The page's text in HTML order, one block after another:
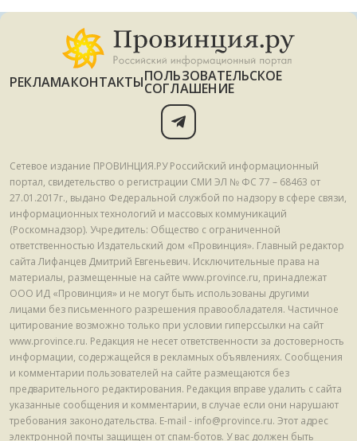
РЕКЛАМАКОНТАКТЫПОЛЬЗОВАТЕЛЬСКОЕ
СОГЛАШЕНИЕ
Сетевое издание ПРОВИНЦИЯ.РУ Российский информационный
портал, свидетельство о регистрации СМИ ЭЛ № ФС 77 – 68463 от
27.01.2017г., выдано Федеральной службой по надзору в сфере связи,
информационных технологий и массовых коммуникаций
(Роскомнадзор). Учредитель: Общество с ограниченной
ответственностью Издательский дом «Провинция». Главный редактор
сайта Лифанцев Дмитрий Евгеньевич. Исключительные права на
материалы, размещенные на сайте www.province.ru, принадлежат
ООО ИД «Провинция» и не могут быть использованы другими
лицами без письменного разрешения правообладателя. Частичное
цитирование возможно только при условии гиперссылки на сайт
www.province.ru. Редакция не несет ответственности за достоверность
информации, содержащейся в рекламных объявлениях. Сообщения
и комментарии пользователей на сайте размещаются без
предварительного редактирования. Редакция вправе удалить с сайта
указанные сообщения и комментарии, в случае если они нарушают
требования законодательства. E-mail - info@province.ru. Этот адрес
электронной почты защищен от спам-ботов. У вас должен быть